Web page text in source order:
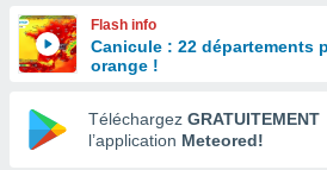
Flash info
Canicule : 22 départements
orange !
Téléchargez GRATUITEMENT
l’application Meteored!